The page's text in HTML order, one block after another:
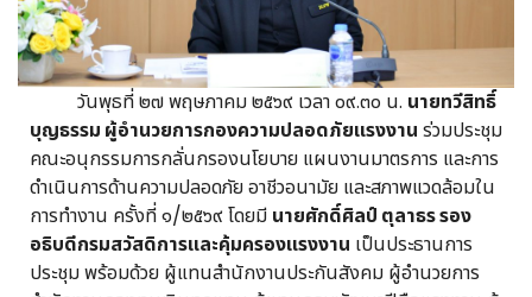
วันพุธที่ ๒๗ พฤษภาคม ๒๕๖๙ เวลา ๐๙.๓๐ น. นายทวีสิทธิ์
บุญธรรม ผู้อำนวยการกองความปลอดภัยแรงงาน ร่วมประชุม
คณะอนุกรรมการกลั่นกรองนโยบาย แผนงานมาตรการ และการ
ดำเนินการด้านความปลอดภัย อาชีวอนามัย และสภาพแวดล้อมใน
การทำงาน ครั้งที่ ๑/๒๕๖๙ โดยมี นายศักดิ์ศิลป์ ตุลาธร รอง
อธิบดีกรมสวัสดิการและคุ้มครองแรงงาน เป็นประธานการ
ประชุม พร้อมด้วย ผู้แทนสำนักงานประกันสังคม ผู้อำนวยการ